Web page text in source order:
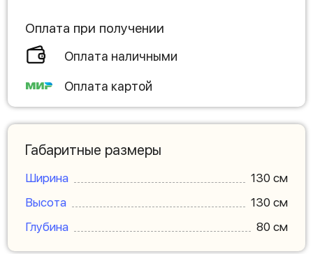
Оплата при получении
Оплата наличными
Оплата картой
Габаритные размеры
Ширина
130 см
Высота
130 см
Глубина
80 см